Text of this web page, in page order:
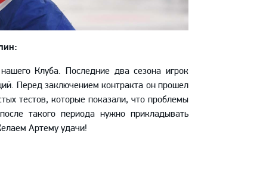
Клуба. Последние два сезона игрок
Перед заключением контракта он прошел
тестов, которые показали, что проблемы
такого периода нужно прикладывать
Артему удачи!